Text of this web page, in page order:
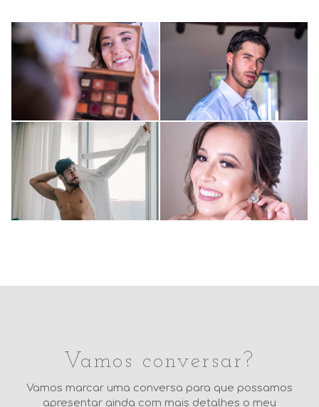
Making Of
Casamentos
Making Of da
Noiva Valentina
- Fotografia de
Casamento em
Lisboa
605
0
Making Of
Casamentos
Making Of do
Noivo José -
Casamento em
Lisboa -
fotografia
Adriane Palma
Fotografia
579
Making Of
Casamentos
Making Of do
noivo Antonio
"Cara de Sapato"
Júnior
Making Of
Casamentos
Making Of
Jessica Toda
Vamos conversar?
Vamos marcar uma conversa para que possamos
apresentar ainda com mais detalhes o meu